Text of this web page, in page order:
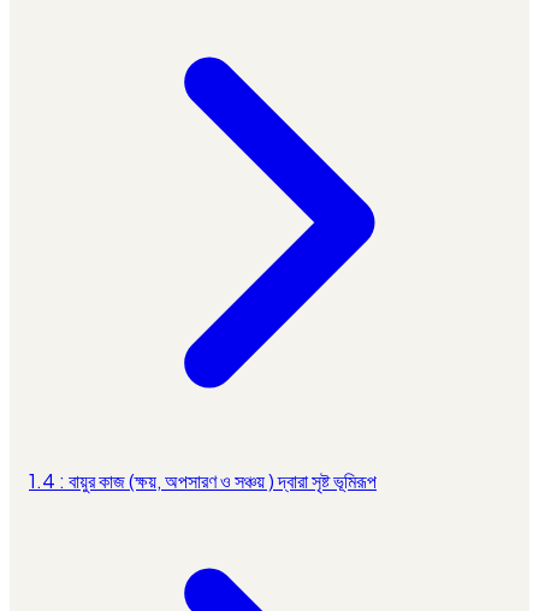
1.4 : বায়ুর কাজ (ক্ষয়, অপসারণ ও সঞ্চয় ) দ্বারা সৃষ্ট ভূমিরূপ